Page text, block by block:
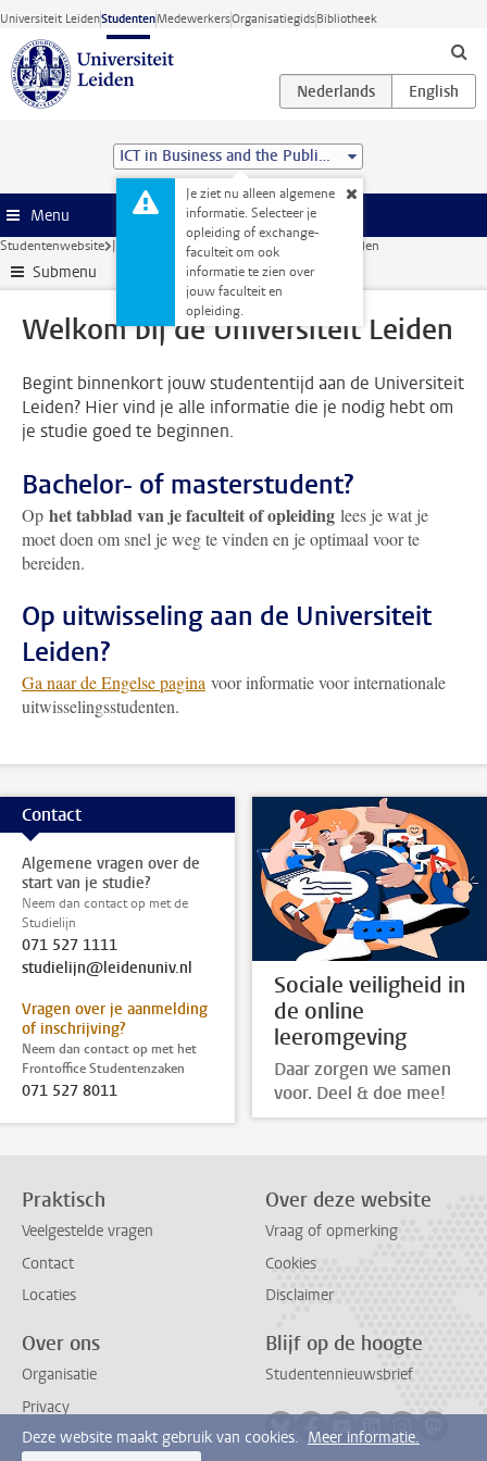
Ga direct naar de inhoud
Universiteit LeidenStudentenMedewerkersOrganisatiegidsBibliotheek
ICT in Business and the Public Sector (MSc)
Je ziet nu alleen algemene
informatie. Selecteer je
opleiding of exchange-
faculteit om ook
informatie te zien over
jouw faculteit en
opleiding.
Menu
Studentenwebsite Je opleiding Welkom bij de Universiteit Leiden
Submenu
Welkom bij de Universiteit Leiden
Begint binnenkort jouw studententijd aan de Universiteit
Leiden? Hier vind je alle informatie die je nodig hebt om
je studie goed te beginnen.
Bachelor- of masterstudent?
Op het tabblad van je faculteit of opleiding lees je wat je
moet doen om snel je weg te vinden en je optimaal voor te
bereiden.
Op uitwisseling aan de Universiteit
Leiden?
Ga naar de Engelse pagina voor informatie voor internationale
uitwisselingsstudenten.
Contact
Algemene vragen over de
start van je studie?
Neem dan contact op met de
Studielijn
071 527 1111
studielijn@leidenuniv.nl
Vragen over je aanmelding
of inschrijving?
Neem dan contact op met het
Frontoffice Studentenzaken
071 527 8011
Sociale veiligheid in
de online
leeromgeving
Daar zorgen we samen
voor. Deel & doe mee!
Praktisch
Veelgestelde vragen
Contact
Locaties
Over deze website
Vraag of opmerking
Cookies
Disclaimer
Over ons
Organisatie
Privacy
Blijf op de hoogte
Studentennieuwsbrief
Deze website maakt gebruik van cookies. Meer informatie.